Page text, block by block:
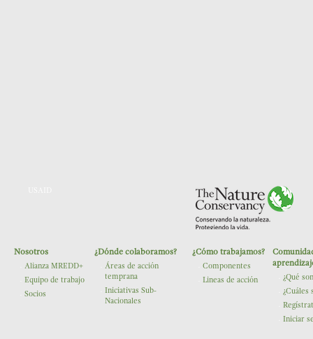
The Nature Conservancy
Nosotros
Alianza MREDD+
Equipo de trabajo
Socios
¿Dónde colaboramos?
Áreas de acción
temprana
Iniciativas Sub-
Nacionales
¿Cómo trabajamos?
Componentes
Lineas de acción
¿Qué
¿Cuáles
Iniciar